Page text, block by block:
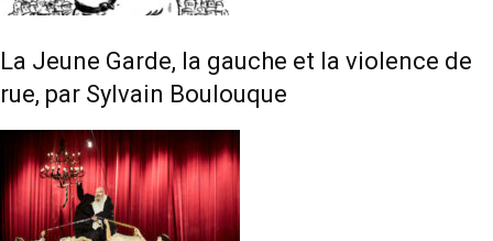
La Jeune Garde, la gauche et la violence de
rue, par Sylvain Boulouque